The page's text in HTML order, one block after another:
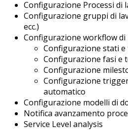
Configurazione Processi di
Configurazione gruppi di
ecc.)
Configurazione workflow di
Configurazione stati
Configurazione fasi e
Configurazione
Configurazione
automatico
Configurazione modelli di
Notifica avanzamento
Service Level analysis